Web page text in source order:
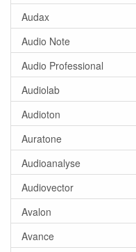
Audax
Audio Note
Audio Professional
Audiolab
Audioton
Auratone
Audioanalyse
Audiovector
Avalon
Avance